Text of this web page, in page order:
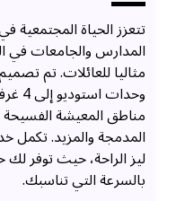
تتعزز الحياة
المدارس والجامعات في
مثاليا للعائلات. تم
مناطق المعيشة الفسيحة
المدمجة والمزيد. تكمل
ليز الراحة، حيث توفر
بالسرعة التي تناسبك.